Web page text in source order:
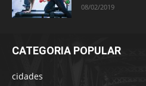
08/02/2019
CATEGORIA POPULAR
cidades